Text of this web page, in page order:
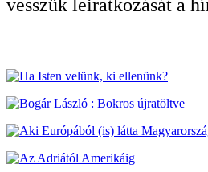
vesszük leiratkozását a